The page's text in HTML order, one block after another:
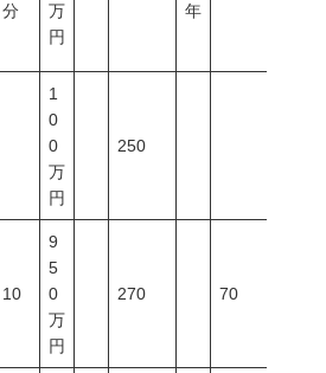
分
万
円
年
1
0
0
万
円
250
10
9
5
0
万
円
270 70